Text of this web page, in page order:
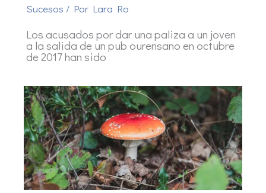
Sucesos / Por Lara Ro
Los acusados por dar una paliza a un joven
a la salida de un pub ourensano en octubre
de 2017 han sido